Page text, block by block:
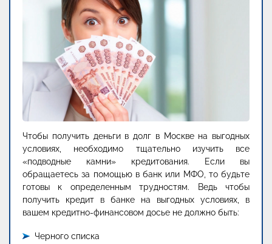
Чтобы получить деньги в долг в Москве на выгодных
условиях, необходимо тщательно изучить все
«подводные камни» кредитования. Если вы
обращаетесь за помощью в банк или МФО, то будьте
готовы к определенным трудностям. Ведь чтобы
получить кредит в банке на выгодных условиях, в
вашем кредитно-финансовом досье не должно быть:
Черного списка